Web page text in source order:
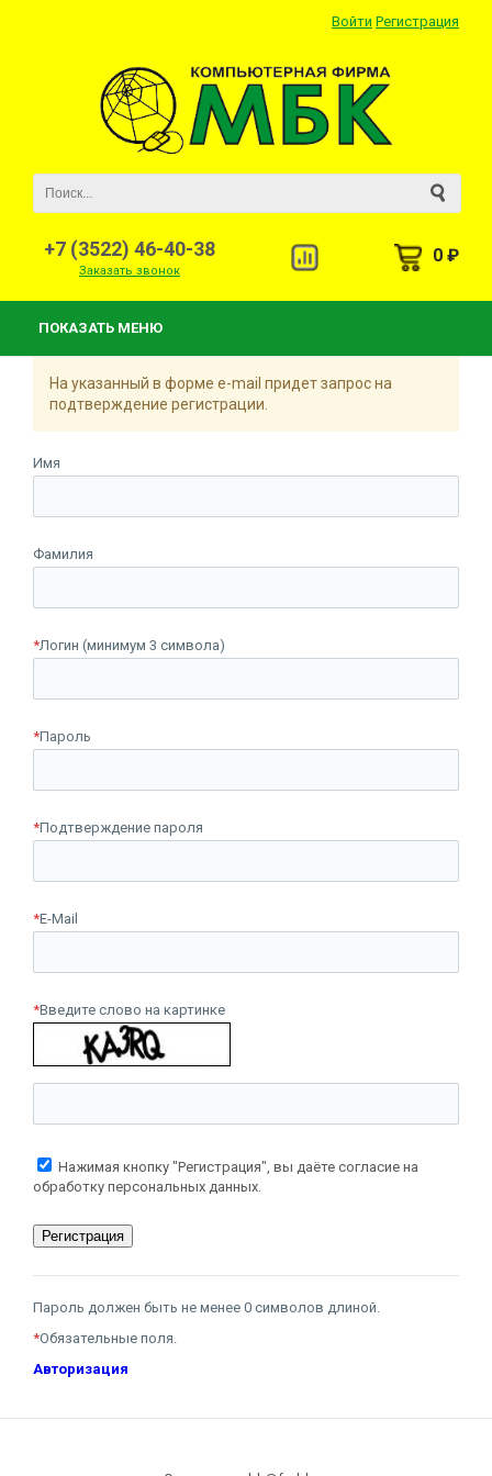
Войти Регистрация
+7 (3522) 46-40-38
Заказать звонок
0 ₽
ПОКАЗАТЬ МЕНЮ
На указанный в форме e-mail придет запрос на
подтверждение регистрации.
Имя
Фамилия
*Логин (минимум 3 символа)
*Пароль
*Подтверждение пароля
*E-Mail
*Введите слово на картинке
Нажимая кнопку "Регистрация", вы даёте согласие на
обработку персональных данных.
Пароль должен быть не менее 0 символов длиной.
*Обязательные поля.
Авторизация